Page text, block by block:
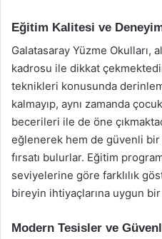
Eğitim Kalitesi ve
Galatasaray Yüzme Okulları,
kadrosu ile dikkat
teknikleri konusunda
kalmayıp, aynı zamanda
becerileri ile de öne
eğlenerek hem de güvenli
fırsatı bulurlar. Eğitim
seviyelerine göre farklılık
bireyin ihtiyaçlarına uygun
Modern Tesisler ve